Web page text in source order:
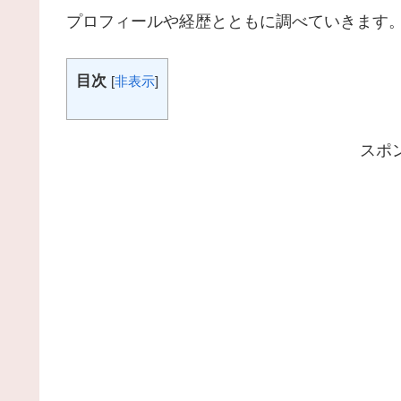
プロフィールや経歴とともに調べていきます。
目次 [非表示]
スポ